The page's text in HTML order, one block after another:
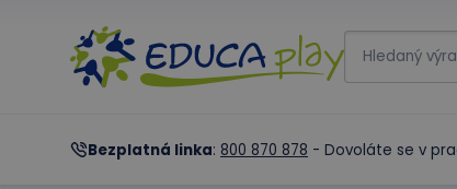
Bezplatná linka: 800 870 878 - Dovoláte se v